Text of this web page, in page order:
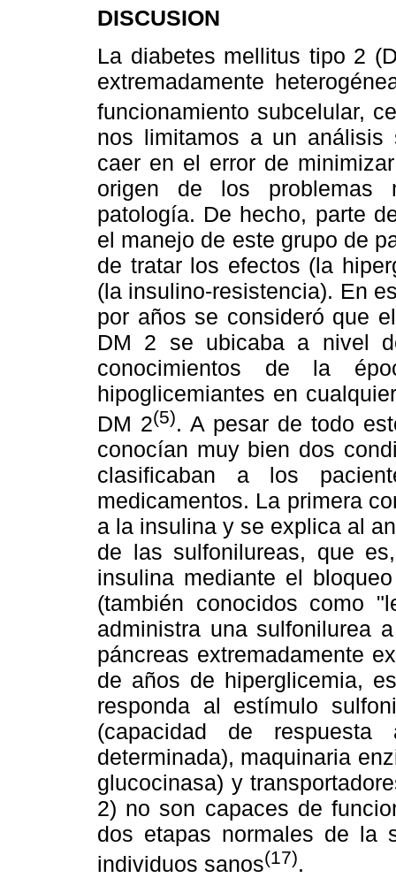
DISCUSION
La diabetes mellitus tipo 2
extremadamente
funcionamiento subcelular,
nos limitamos a un análisis
caer en el error de
origen de los problemas
patología. De hecho, parte
el manejo de este grupo de
de tratar los efectos (la
(la insulino-resistencia). En
por años se consideró que
DM 2 se ubicaba a nivel
conocimientos de la
hipoglicemiantes en
DM 2(5). A pesar de todo
conocían muy bien dos
clasificaban a los
medicamentos. La primera
a la insulina y se explica al
de las sulfonilureas, que
insulina mediante el
(también conocidos como
administra una sulfonilurea
páncreas extremadamente
de años de hiperglicemia,
responda al estímulo
(capacidad de
determinada), maquinaria
glucocinasa) y
2) no son capaces de
dos etapas normales de la
individuos sanos(17).